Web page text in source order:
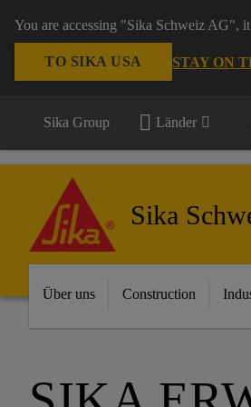
You are accessing "Sika Schweiz AG",
TO SIKA USA STAY ON
Sika Group Länder
Sika
Über uns Construction